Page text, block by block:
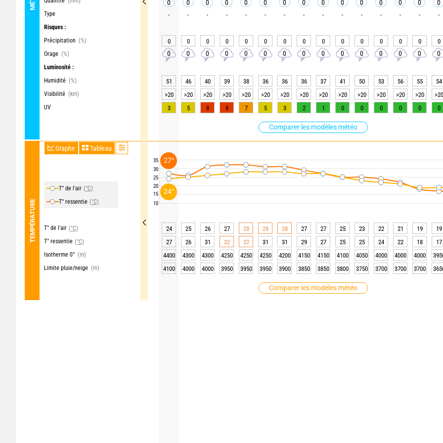
Type
Risques :
Précipitation (%)
Orage (%)
Luminosité :
Humidité (%)
Visibilité (km)
UV
Comparer les modèles météo
TEMPÉRATURE
Graphe Tableau
T° de l'air (°C)
T° ressentie (°C)
T° de l'air (°C)
T° ressentie (°C)
Isotherme 0° (m)
Limite pluie/neige (m)
Comparer les modèles météo
35
30
25
20
15
10
0 0 0 0 0 0 0 0 0 0 0 0 0 0 0
- - - - - - - - - - - - - - -
0 0 0 0 0 0 0 0 0 0 0 0 0 0 0
0 0 0 0 0 0 0 0 0 0 0 0 0 0 0
51 46 40 39 38 36 36 36 37 41 50 53 56 55 54
>20
>20 >20 >20 >20 >20 >20 >20 >20 >20 >20 >20 >20 >20 >20
3
5 8 8 7 5 3 2 1 0 0 0 0 0 0
24 25 26 27 28 28 28 27 27 25 23 22 21 19 19
27
26 31 32 32 31 31 29 27 25 25 24 22 18 17
4400
4300 4300 4250 4250 4250 4200 4150 4150 4100 4050 4000 4000 4000
4100
4000 4000 3950 3950 3950 3900 3850 3850 3800 3750 3700 3700 3700
24°
27°